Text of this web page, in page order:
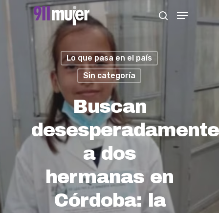
search
Menu
Lo que pasa en el país
Sin categoría
Buscan
desesperadamente
a dos
hermanas en
Córdoba: la